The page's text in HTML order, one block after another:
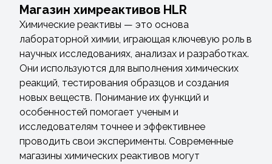
Магазин химреактивов HLR
Химические реактивы — это основа
лабораторной химии, играющая ключевую роль в
научных исследованиях, анализах и разработках.
Они используются для выполнения химических
реакций, тестирования образцов и создания
новых веществ. Понимание их функций и
особенностей помогает ученым и
исследователям точнее и эффективнее
проводить свои эксперименты. Современные
магазины химических реактивов могут